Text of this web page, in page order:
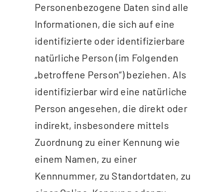
Personenbezogene Daten sind alle
Informationen, die sich auf eine
identifizierte oder identifizierbare
natürliche Person (im Folgenden
„betroffene Person“) beziehen. Als
identifizierbar wird eine natürliche
Person angesehen, die direkt oder
indirekt, insbesondere mittels
Zuordnung zu einer Kennung wie
einem Namen, zu einer
Kennnummer, zu Standortdaten, zu